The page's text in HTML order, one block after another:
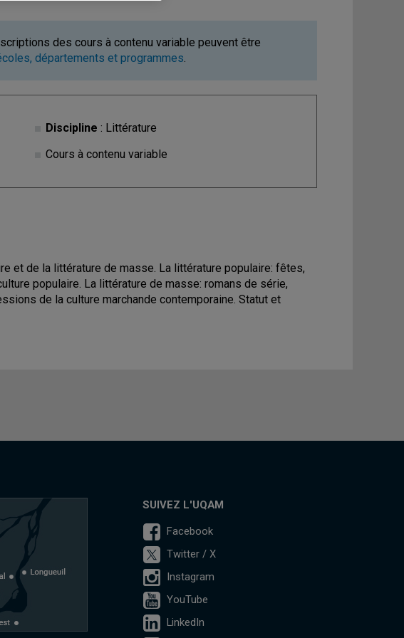
des cours à contenu variable peuvent être
départements et programmes.
Discipline : Littérature
Cours à contenu variable
et de la littérature de masse. La littérature populaire: fêtes,
populaire. La littérature de masse: romans de série,
de la culture marchande contemporaine. Statut et
SUIVEZ L'UQAM
Facebook
Twitter / X
Instagram
YouTube
LinkedIn